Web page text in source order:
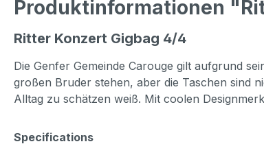
Produktinformationen
Ritter Konzert Gigbag 4/4
Die Genfer Gemeinde Carouge gilt aufgrund
großen Bruder stehen, aber die Taschen sind
Alltag zu schätzen weiß. Mit coolen
Specifications